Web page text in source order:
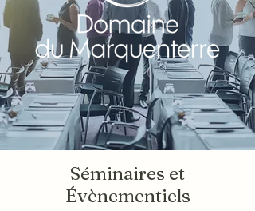
Séminaires et
Évènementiels